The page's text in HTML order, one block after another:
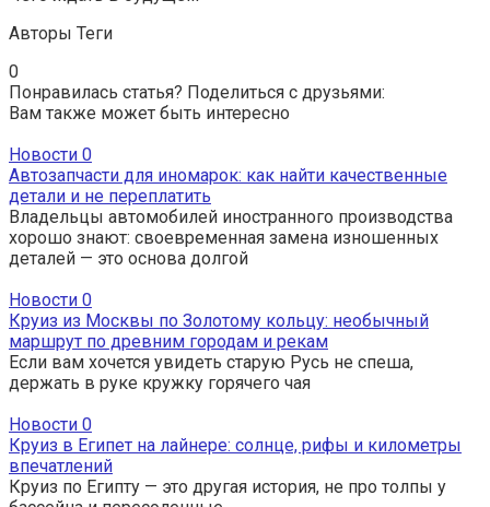
Авторы Теги
0
Понравилась статья? Поделиться с друзьями:
Вам также может быть интересно
Новости 0
Автозапчасти для иномарок: как найти качественные
детали и не переплатить
Владельцы автомобилей иностранного производства
хорошо знают: своевременная замена изношенных
деталей — это основа долгой
Новости 0
Круиз из Москвы по Золотому кольцу: необычный
маршрут по древним городам и рекам
Если вам хочется увидеть старую Русь не спеша,
держать в руке кружку горячего чая
Новости 0
Круиз в Египет на лайнере: солнце, рифы и километры
впечатлений
Круиз по Египту — это другая история, не про толпы у